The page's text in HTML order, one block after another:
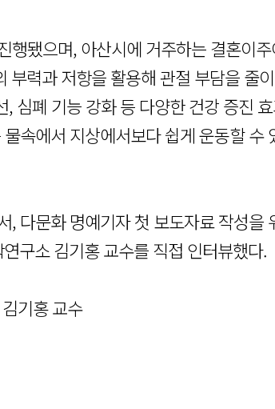
행됐으며, 아산시에 거주하는 결혼이주
부력과 저항을 활용해 관절 부담을 줄
심폐 기능 강화 등 다양한 건강 증진
속에서 지상에서보다 쉽게 운동할 수
, 다문화 명예기자 첫 보도자료 작성을
구소 김기홍 교수를 직접 인터뷰했다.
기홍 교수